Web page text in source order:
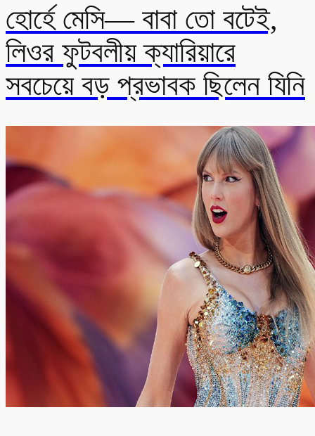
হোর্হে মেসি— বাবা তো বটেই,
লিওর ফুটবলীয় ক্যারিয়ারে
সবচেয়ে বড় প্রভাবক ছিলেন যিনি